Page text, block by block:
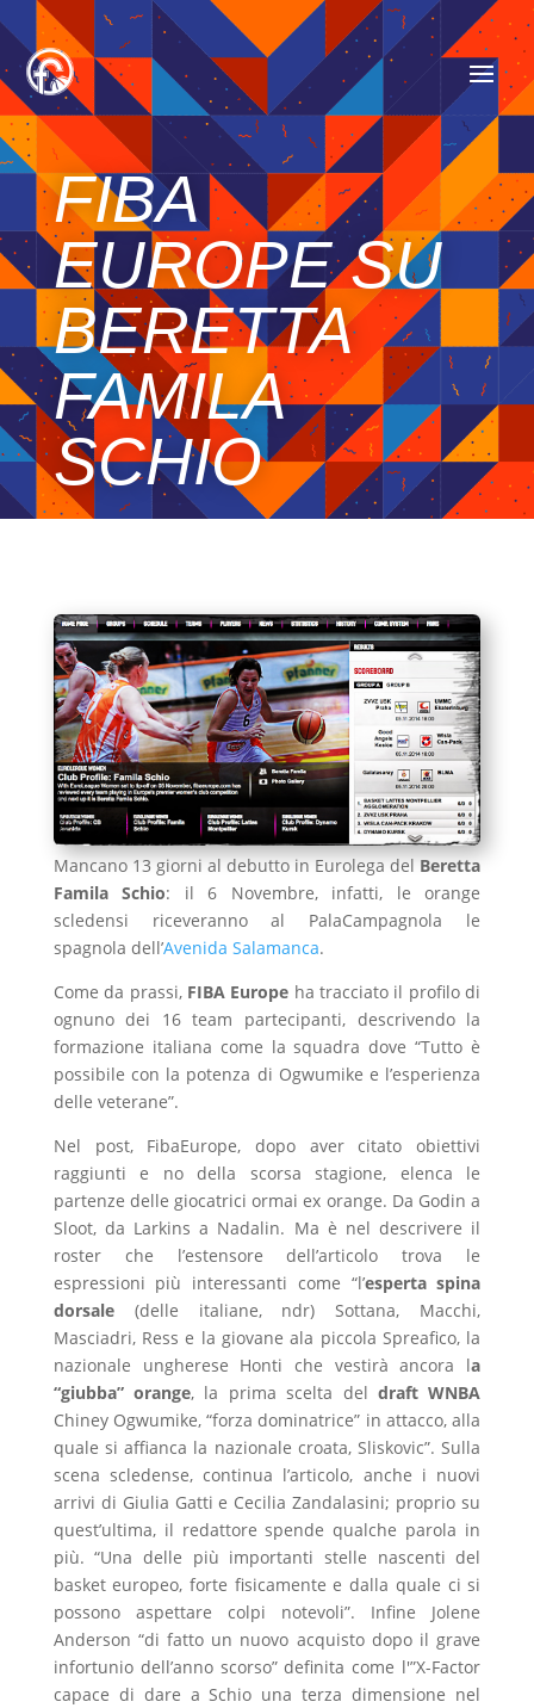
FIBA
EUROPE SU
BERETTA
FAMILA
SCHIO
Mancano 13 giorni al debutto in Eurolega delBeretta
Famila Schio: il 6 Novembre, infatti, le orange
scledensi riceveranno al PalaCampagnola le
spagnola dell’Avenida Salamanca.
Come da prassi, FIBA Europe ha tracciato il profilo di
ognuno dei 16 team partecipanti, descrivendo la
formazione italiana come la squadra dove “Tutto è
possibile con la potenza di Ogwumike e l’esperienza
delle veterane”.
Nel post, FibaEurope, dopo aver citato obiettivi
raggiunti e no della scorsa stagione, elenca le
partenze delle giocatrici ormai ex orange. Da Godin a
Sloot, da Larkins a Nadalin. Ma è nel descrivere il
roster che l’estensore dell’articolo trova le
espressioni più interessanti come “l’esperta spina
dorsale(delle italiane, ndr) Sottana, Macchi,
Masciadri, Ress e la giovane ala piccola Spreafico, la
nazionale ungherese Honti che vestirà ancora la
“giubba” orange, la prima scelta del draft WNBA
Chiney Ogwumike, “forza dominatrice” in attacco, alla
quale si affianca la nazionale croata, Sliskovic”. Sulla
scena scledense, continua l’articolo, anche i nuovi
arrivi di Giulia Gatti e Cecilia Zandalasini; proprio su
quest’ultima, il redattore spende qualche parola in
più. “Una delle più importanti stelle nascenti del
basket europeo, forte fisicamente e dalla quale ci si
possono aspettare colpi notevoli”. Infine Jolene
Anderson “di fatto un nuovo acquisto dopo il grave
infortunio dell’anno scorso” definita come l'”X-Factor
capace di dare a Schio una terza dimensione nel